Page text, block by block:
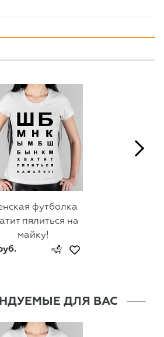
футболка
пялиться на
майку!
ДЛЯ ВАС